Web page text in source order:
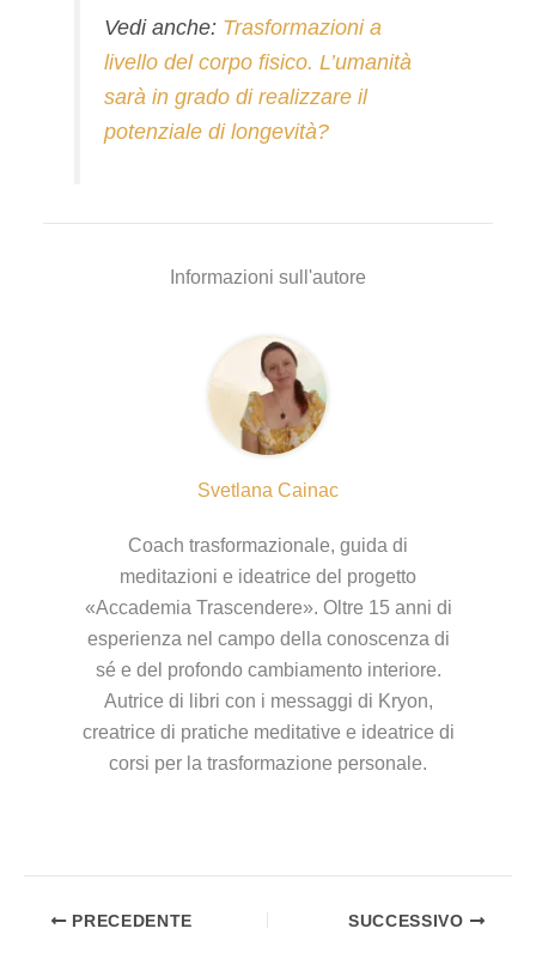
Vedi anche: Trasformazioni a
livello del corpo fisico. L’umanità
sarà in grado di realizzare il
potenziale di longevità?
Informazioni sull'autore
Svetlana Cainac
Coach trasformazionale, guida di
meditazioni e ideatrice del progetto
«Accademia Trascendere». Oltre 15 anni di
esperienza nel campo della conoscenza di
sé e del profondo cambiamento interiore.
Autrice di libri con i messaggi di Kryon,
creatrice di pratiche meditative e ideatrice di
corsi per la trasformazione personale.
PRECEDENTE SUCCESSIVO